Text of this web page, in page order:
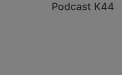
Podcast K44